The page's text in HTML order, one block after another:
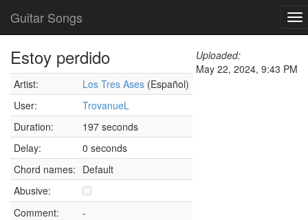
Guitar Songs
Estoy perdido
Artist: Los Tres Ases (Español)
User:
TrovanueL
Duration:
197 seconds
Delay:
0 seconds
Chord names: Default
Abusive:
Comment:
-
Uploaded:
May 22, 2024, 9:43 PM